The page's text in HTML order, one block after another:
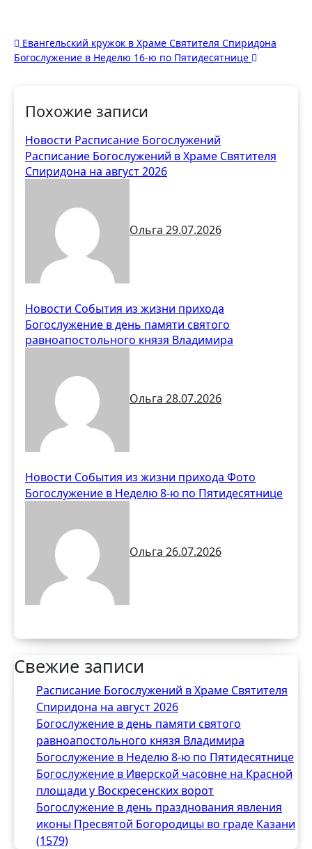
Навигация
по
Евангельский кружок в Храме Святителя Спиридона
Богослужение в Неделю 16-ю по Пятидесятнице
Похожие записи
Новости Расписание Богослужений
Расписание Богослужений в Храме Святителя
Спиридона на август 2026
Ольга 29.07.2026
Новости События из жизни прихода
Богослужение в день памяти святого
равноапостольного князя Владимира
Ольга 28.07.2026
Новости События из жизни прихода Фото
Богослужение в Неделю 8-ю по Пятидесятнице
Ольга 26.07.2026
Свежие записи
Расписание Богослужений в Храме Святителя
Спиридона на август 2026
Богослужение в день памяти святого
равноапостольного князя Владимира
Богослужение в Неделю 8-ю по Пятидесятнице
Богослужение в Иверской часовне на Красной
площади у Воскресенских ворот
Богослужение в день празднования явления
иконы Пресвятой Богородицы во граде Казани
(1579)